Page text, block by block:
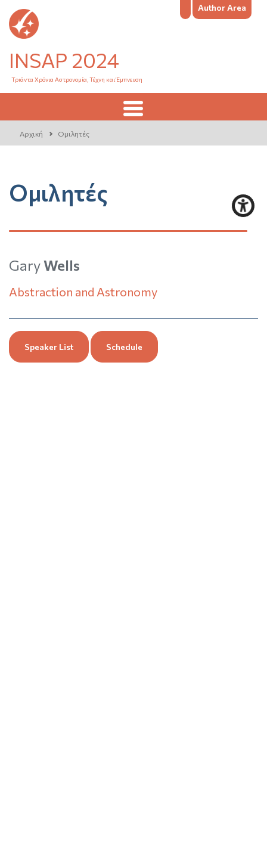
INSAP 2024
Τριάντα Χρόνια Αστρονομία, Τέχνη και Έμπνευση
Author Area
Αρχική Ομιλητές
Ομιλητές
GaryWells
Abstraction and Astronomy
Speaker List Schedule